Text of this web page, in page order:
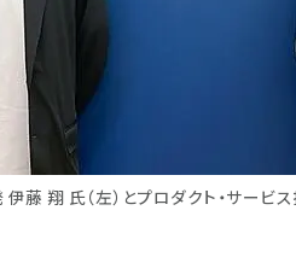
藤 翔 氏（左）とプロダクト・サービ